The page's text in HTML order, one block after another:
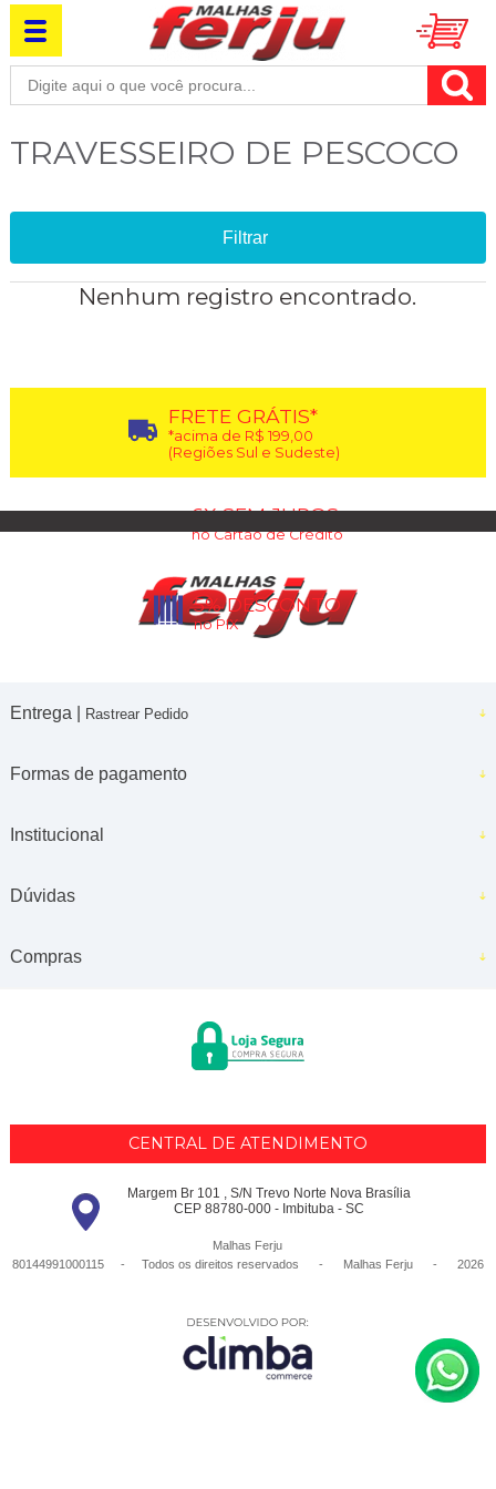
TRAVESSEIRO DE PESCOCO
Filtrar
Nenhum registro encontrado.
FRETE GRÁTIS*
*acima de R$ 199,00
(Regiões Sul e Sudeste)
6X SEM JUROS
no Cartão de Crédito
5% DESCONTO
no PIX
Entrega | Rastrear Pedido
Formas de pagamento
Institucional
Dúvidas
Compras
CENTRAL DE ATENDIMENTO
Margem Br 101 , S/N Trevo Norte Nova Brasília
CEP 88780-000 - Imbituba - SC
Malhas Ferju
80144991000115 - Todos os direitos reservados
- Malhas Ferju - 2026